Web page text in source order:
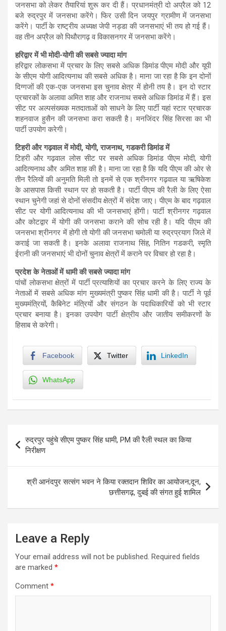
जनसभा को लेकर तैयारियां शुरू कर दी हैं। प्रधानमंत्री दो अप्रैल को 12
बजे रुद्रपुर में जनसभा करेंगे। फिर उसी दिन जयपुर ग्रामीण में जनसभा
करेंगे। पार्टी के राष्ट्रीय अध्यक्ष जेपी नड्डा की जनसभाएं भी तय हो गई हैं।
वह तीन अप्रैल को पिथौरागढ़ व विकासनगर में जनसभा करेंगे।
हरिद्वार में भी मोदी-योगी की सबसे ज्यादा मांग
हरिद्वार लोकसभा में प्रचार के लिए सबसे अधिक डिमांड पीएम मोदी और यूपी
के सीएम योगी आदित्यनाथ की सबसे अधिक है। माना जा रहा है कि इन दोनों
दिग्गजों की एक-एक जनसभा इस चुनाव क्षेत्र में होनी तय है। इन दो स्टार
प्रचारकों के अलावा अमित शाह और राजनाथ सबसे अधिक डिमांड में हैं। इस
सीट पर अल्पसंख्यक मतदाताओं को साधने के लिए पार्टी यहां स्टार प्रचारक
शहनवाज हुसैन की जनसभा करा सकती है। मनजिंदर सिंह सिरसा का भी
पार्टी उपयोग करेगी।
टिहरी और गढ़वाल में मोदी, योगी, राजनाथ, गडकरी डिमांड में
टिहरी और गढ़वाल लोस सीट पर सबसे अधिक डिमांड पीएम मोदी, योगी
आदित्यनाथ और अमित शाह की है। माना जा रहा है कि यदि पीएम की ओर से
तीन रैलियों की अनुमति मिली तो इनमें से एक श्रीनगर गढ़वाल या ऋषिकेश
के आसपास किसी स्थान पर हो सकती है। पार्टी पीएम की रैली के लिए ऐसा
स्थान चुनेगी जहां से दोनों संसदीय क्षेत्रों में संदेश जाए। पीएम के बाद गढ़वाल
सीट पर योगी आदित्यनाथ की भी जनसभाएं होंगी। पार्टी श्रीनगर गढ़वाल
और कोटद्वार में योगी की जनसभा कराने की सोच रही है। यदि पीएम की
जनसभा श्रीनगर में होगी तो योगी की जनसभा चमोली या रुद्रप्रयाग जिले में
कराई जा सकती है। इनके अलावा राजनाथ सिंह, नितिन गडकरी, स्मृति
ईरानी की जनसभाएं भी दोनों चुनाव क्षेत्रों में कराने पर विचार हो रहा है।
प्रदेश के नेताओं में धामी की सबसे ज्यादा मांग
पांचों लोकसभा क्षेत्रों में पार्टी प्रत्याशियों का प्रचार करने के लिए राज्य के
नेताओं में सबसे अधिक मांग मुख्यमंत्री पुष्कर सिंह धामी की है। पार्टी ने पूर्व
मुख्यमंत्रियों, कैबिनेट मंत्रियों और संगठन के पदाधिकारियों को भी स्टार
प्रचार बनाया है। इनका उपयोग पार्टी क्षेत्रीय और जातीय समीकरणों के
हिसाब से करेगी।
Facebook Twitter LinkedIn
WhatsApp
navigation
रुद्रपुर पहुंचे सीएम पुष्कर सिंह धामी, PM की रैली स्थल का किया
निरीक्षण
श्री आनंदपुर सत्संग भवन ने किया रक्तदान शिविर का आयोजन;दून,
छत्तीसगढ़, दुबई की संगत हुई शामिल
Leave a Reply
Your email address will not be published. Required fields
are marked *
Comment *